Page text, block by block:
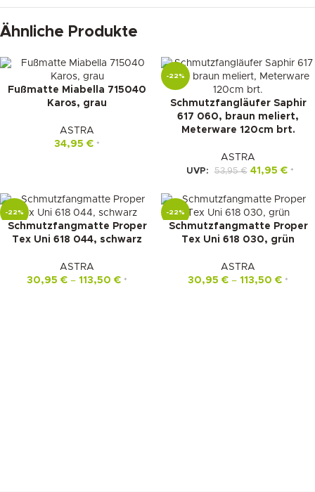
Ähnliche Produkte
Fußmatte Miabella 715040
Karos, grau
ASTRA
34,95 € *
-22%
Schmutzfangläufer Saphir
617 060, braun meliert,
Meterware 120cm brt.
ASTRA
UVP: 53,95€ 41,95 € *
-22%
Schmutzfangmatte Proper
Tex Uni 618 044, schwarz
ASTRA
30,95 € – 113,50 € *
-22%
Schmutzfangmatte Proper
Tex Uni 618 030, grün
ASTRA
30,95 € – 113,50 € *